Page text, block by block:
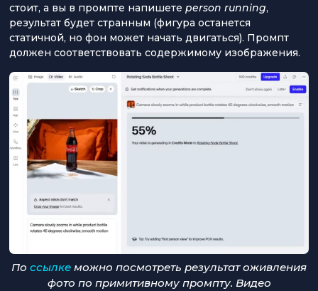
стоит, а вы в промпте напишете person running,
результат будет странным (фигура останется
статичной, но фон может начать двигаться). Промпт
должен соответствовать содержимому изображения.
По ссылке можно посмотреть результат оживления
фото по примитивному промпту. Видео